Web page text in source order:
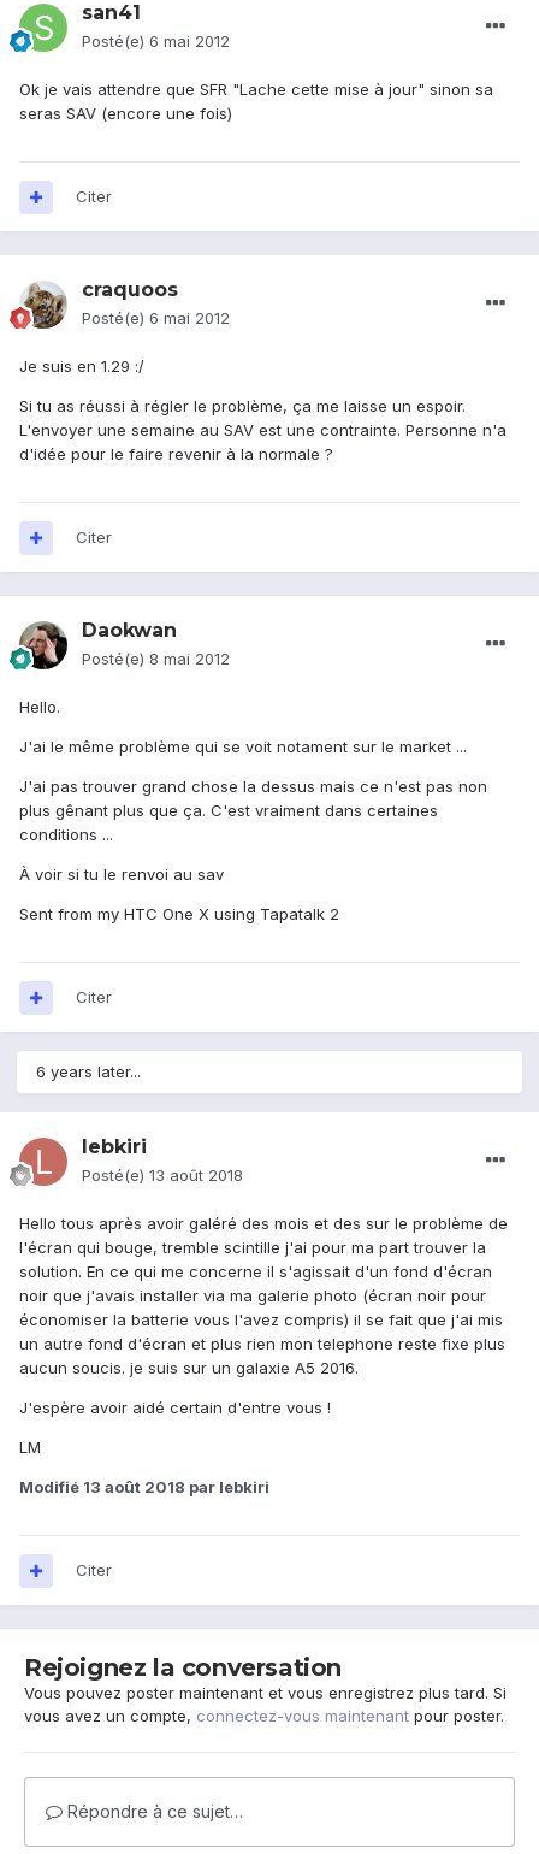
san41
Posté(e) 6 mai 2012
Ok je vais attendre que SFR "Lache cette mise à jour" sinon sa
seras SAV (encore une fois)
Citer
craquoos
Posté(e) 6 mai 2012
Je suis en 1.29 :/
Si tu as réussi à régler le problème, ça me laisse un espoir.
L'envoyer une semaine au SAV est une contrainte. Personne n'a
d'idée pour le faire revenir à la normale ?
Citer
Daokwan
Posté(e) 8 mai 2012
Hello.
J'ai le même problème qui se voit notament sur le market ...
J'ai pas trouver grand chose la dessus mais ce n'est pas non
plus gênant plus que ça. C'est vraiment dans certaines
conditions ...
À voir si tu le renvoi au sav
Sent from my HTC One X using Tapatalk 2
Citer
6 years later...
lebkiri
Posté(e) 13 août 2018
Hello tous après avoir galéré des mois et des sur le problème de
l'écran qui bouge, tremble scintille j'ai pour ma part trouver la
solution. En ce qui me concerne il s'agissait d'un fond d'écran
noir que j'avais installer via ma galerie photo (écran noir pour
économiser la batterie vous l'avez compris) il se fait que j'ai mis
un autre fond d'écran et plus rien mon telephone reste fixe plus
aucun soucis. je suis sur un galaxie A5 2016.
J'espère avoir aidé certain d'entre vous !
LM
Modifié 13 août 2018 par lebkiri
Citer
Rejoignez la conversation
Vous pouvez poster maintenant et vous enregistrez plus tard. Si
vous avez un compte, connectez-vous maintenant pour poster.
Répondre à ce sujet…